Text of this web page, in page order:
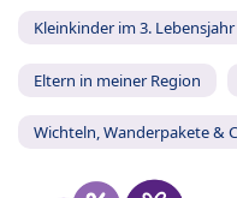
Kleinkinder im 3. Lebensjahr
Eltern in meiner Region
Wichteln, Wanderpakete &